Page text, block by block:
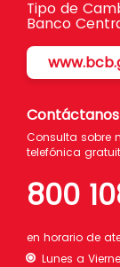
Tipo de
Banco
Contáctanos
Consulta sobre
telefónica
800
en horario de
Lunes a